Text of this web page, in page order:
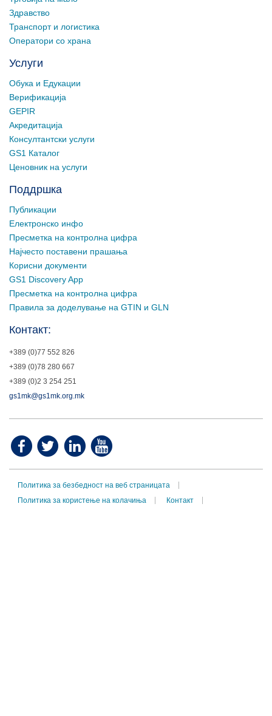
Здравство
Транспорт и логистика
Оператори со храна
Услуги
Обука и Едукации
Верификација
GEPIR
Акредитација
Консултантски услуги
GS1 Каталог
Ценовник на услуги
Поддршка
Публикации
Електронско инфо
Пресметка на контролна цифра
Најчесто поставени прашања
Корисни документи
GS1 Discovery App
Пресметка на контролна цифра
Правила за доделување на GTIN и GLN
Контакт:
+389 (0)77 552 826
+389 (0)78 280 667
+389 (0)2 3 254 251
gs1mk@gs1mk.org.mk
Политика за безбедност на веб страницата
Политика за користење на колачиња
Контакт